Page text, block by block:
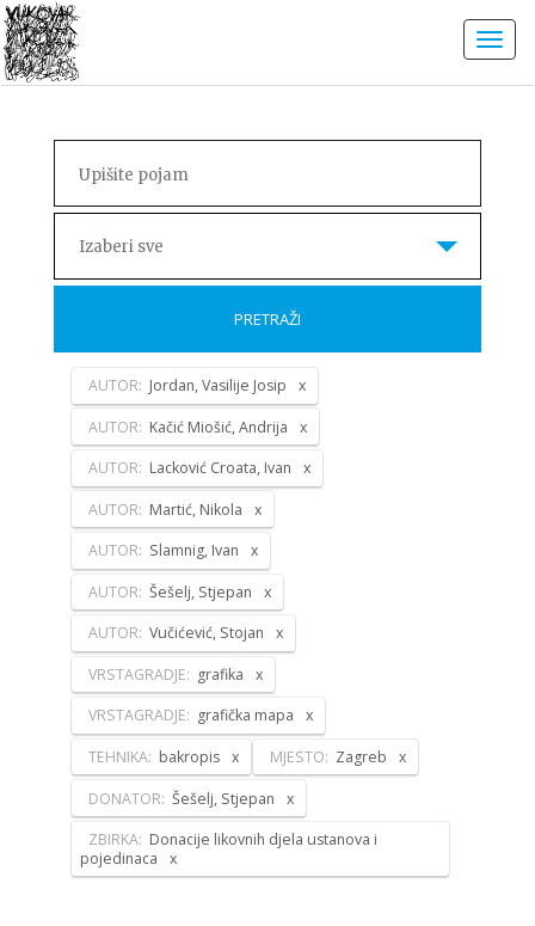
Izaberi sve
PRETRAŽI
AUTOR: Jordan, Vasilije Josip
AUTOR: Kačić Miošić, Andrija
AUTOR: Lacković Croata, Ivan
AUTOR: Martić, Nikola
AUTOR: Slamnig, Ivan
AUTOR: Šešelj, Stjepan
AUTOR: Vučićević, Stojan
VRSTAGRADJE: grafika
VRSTAGRADJE: grafička mapa
TEHNIKA: bakropis MJESTO: Zagreb
DONATOR: Šešelj, Stjepan
ZBIRKA: Donacije likovnih djela ustanova i
pojedinaca